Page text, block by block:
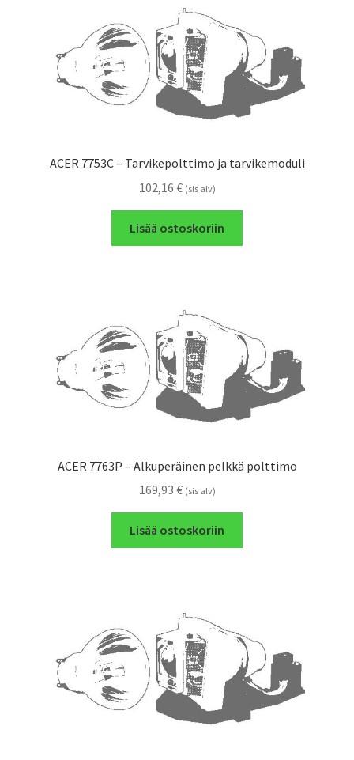
ACER 7753C – Tarvikepolttimo ja tarvikemoduli
102,16 € (sis alv)
Lisää ostoskoriin
ACER 7763P – Alkuperäinen pelkkä polttimo
169,93 € (sis alv)
Lisää ostoskoriin